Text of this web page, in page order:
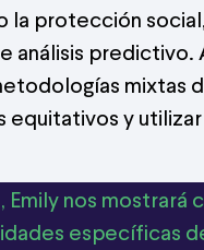
la protección
análisis
mixtas
equitativos y
Emily nos
específicas